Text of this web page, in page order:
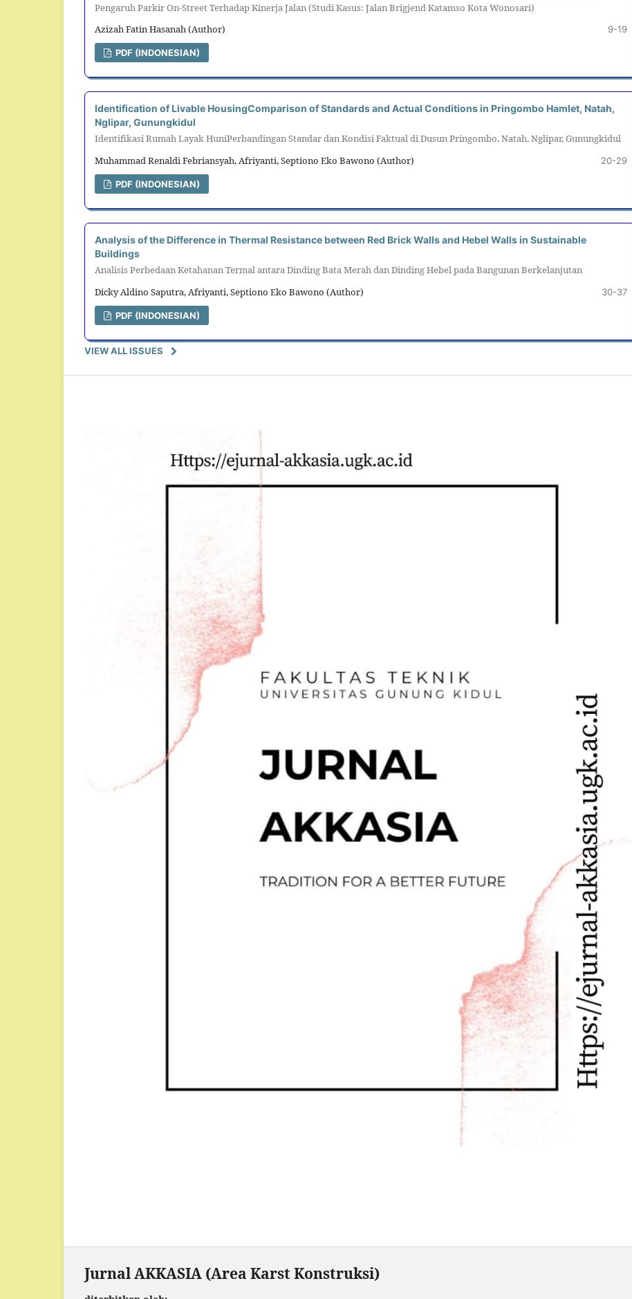
Pengaruh Parkir On-Street Terhadap Kinerja Jalan (Studi Kasus: Jalan Brigjend Katamso Kota Wonosari)
Azizah Fatin Hasanah (Author)
9-19
PDF (INDONESIAN)
Identification of Livable HousingComparison of Standards and Actual Conditions in Pringombo Hamlet, Natah,
Nglipar, Gunungkidul
Identifikasi Rumah Layak HuniPerbandingan Standar dan Kondisi Faktual di Dusun Pringombo, Natah, Nglipar, Gunungkidul
Muhammad Renaldi Febriansyah, Afriyanti, Septiono Eko Bawono (Author)
20-29
PDF (INDONESIAN)
Analysis of the Difference in Thermal Resistance between Red Brick Walls and Hebel Walls in Sustainable
Buildings
Analisis Perbedaan Ketahanan Termal antara Dinding Bata Merah dan Dinding Hebel pada Bangunan Berkelanjutan
Dicky Aldino Saputra, Afriyanti, Septiono Eko Bawono (Author)
30-37
PDF (INDONESIAN)
VIEW ALL ISSUES
Jurnal AKKASIA (Area Karst Konstruksi)